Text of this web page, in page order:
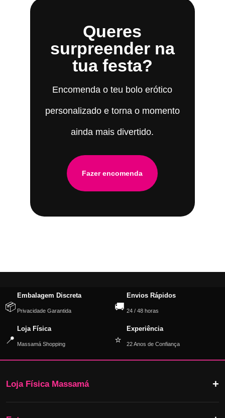
Queres
surpreender na
tua festa?
Encomenda o teu bolo erótico
personalizado e torna o momento
ainda mais divertido.
Fazer encomenda
📦
Embalagem Discreta
Privacidade Garantida 🚚
Envios Rápidos
24 / 48 horas
📍
Loja Física
Massamá Shopping ⭐
Experiência
22 Anos de Confiança
Loja Física Massamá